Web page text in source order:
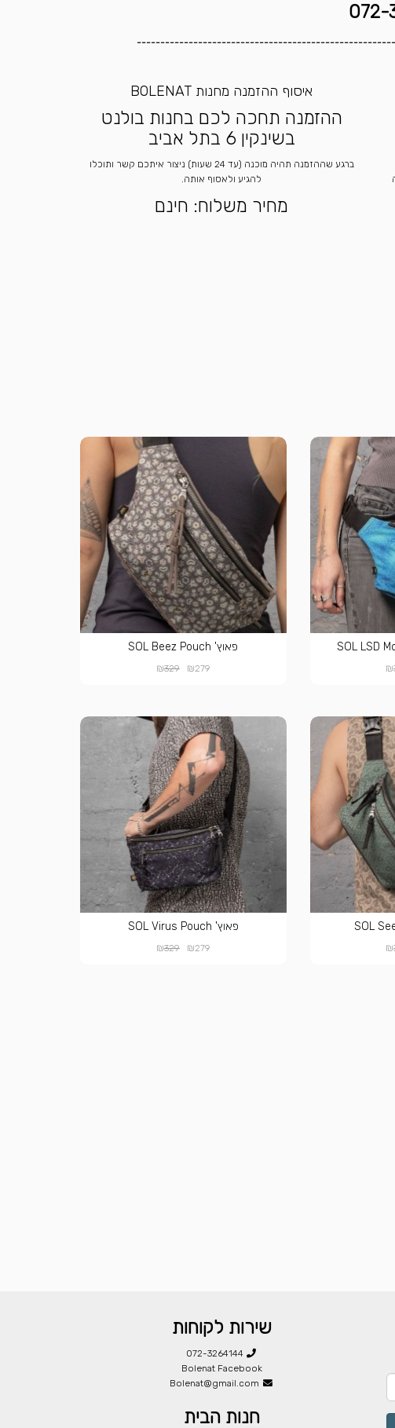
איסוף ההזמנה מחנות BOLENAT
ההזמנה תחכה לכם בחנות בולנט
בשינקין 6 בתל אביב
ברגע שההזמנה תהיה מוכנה (עד 24 שעות) ניצור איתכם קשר ותוכלו
להגיע ולאסוף אותה.
מחיר משלוח: חינם
₪
פאוץ' SOL Beez Pouch
₪279
₪329
₪
פאוץ' SOL Virus Pouch
₪279
₪329
שירות לקוחות
072-3264144
Bolenat Facebook
Bolenat@gmail.com
חנות הבית